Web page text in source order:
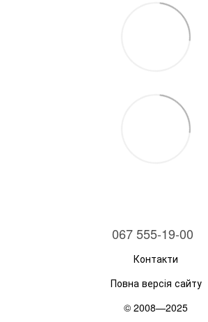
067 555-19-00
Контакти
Повна версія сайту
© 2008—2025